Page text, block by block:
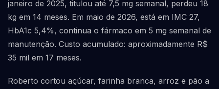
janeiro de 2025, titulou até 7,5 mg semanal, perdeu 18
kg em 14 meses. Em maio de 2026, está em IMC 27,
HbA1c 5,4%, continua o fármaco em 5 mg semanal de
manutenção. Custo acumulado: aproximadamente R$
35 mil em 17 meses.
Roberto cortou açúcar, farinha branca, arroz e pão a